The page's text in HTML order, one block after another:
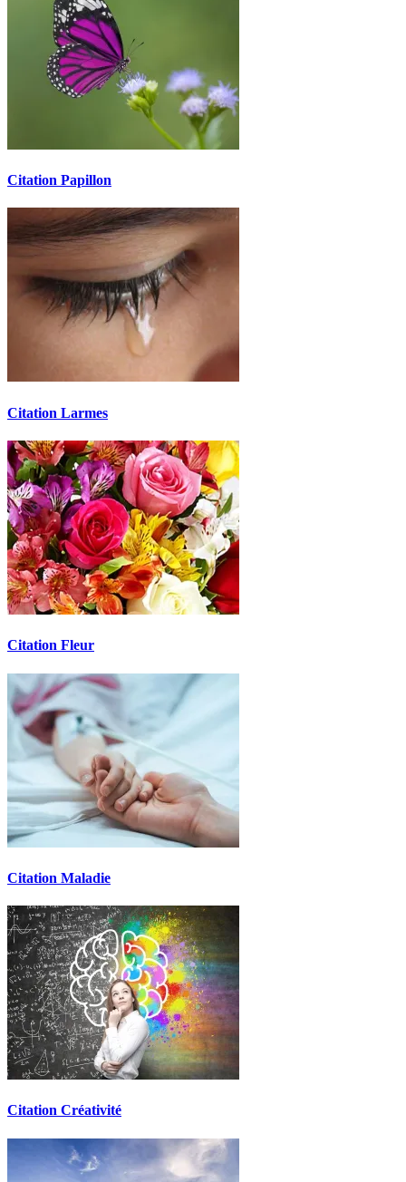
Citation Papillon
Citation Larmes
Citation Fleur
Citation Maladie
Citation Créativité